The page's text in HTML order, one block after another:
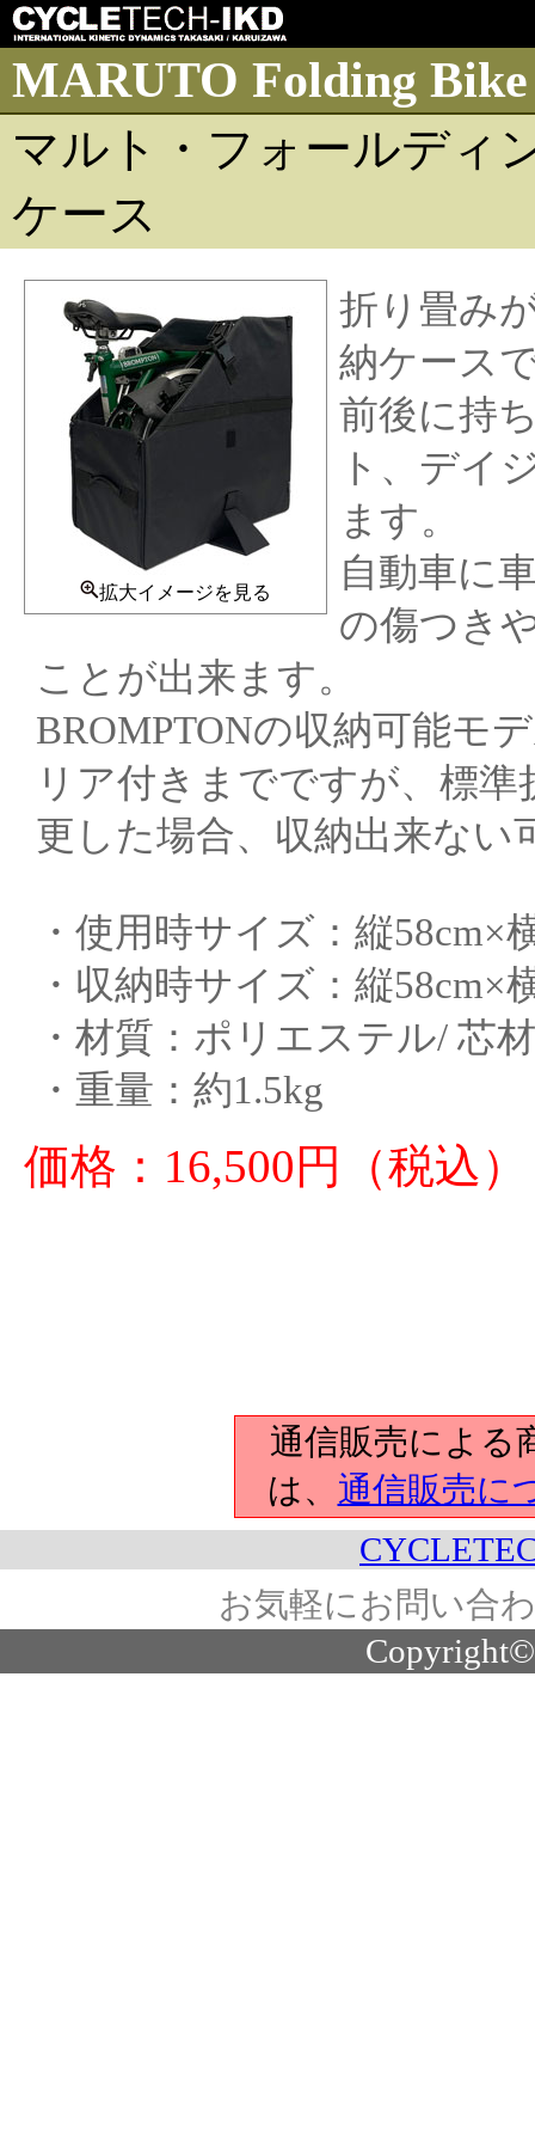
MARUTO Folding Bike
マルト・フォールディ
ケース
拡大イメージを見る
折り畳み
納ケース
前後に持
ト、デイ
ます。
自動車に
の傷つき
ことが出来ます。
BROMPTONの収納可能モ
リア付きまでですが、標
更した場合、収納出来ない
・使用時サイズ：縦58cm×
・収納時サイズ：縦58cm×
・材質：ポリエステル/ 芯
・重量：約1.5kg
価格：16,500円（税込）
通信販売による
は、 通信販売に
お気軽にお問い合